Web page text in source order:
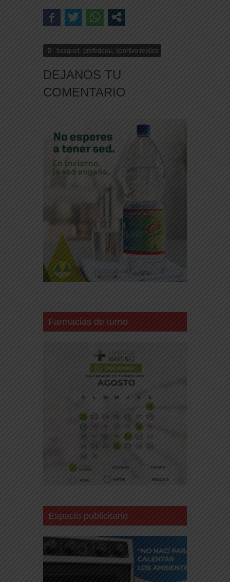
basquet, prefederal , sportivo realico
DEJANOS TU
COMENTARIO
Farmacias de turno
Espacio publicitario